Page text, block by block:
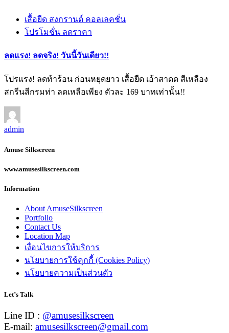
เสื้อยืด สงกรานต์ คอลเลคชั่น
โปรโมชั่น ลดราคา
ลดแรง! ลดจริง! วันนี้วันเดียว!!
โปรแรง! ลดท้าร้อน ก่อนหยุดยาว เสื้อยืด เอ้าสาดด สีเหลือง
สกรีนสีกรมท่า ลดเหลือเพียง ตัวละ 169 บาทเท่านั้น!!
admin
Amuse Silkscreen
www.amusesilkscreen.com
Information
About AmuseSilkscreen
Portfolio
Contact Us
Location Map
เงื่อนไขการให้บริการ
นโยบายการใช้คุกกี้ (Cookies Policy)
นโยบายความเป็นส่วนตัว
Let’s Talk
Line ID : @amusesilkscreen
E-mail: amusesilkscreen@gmail.com